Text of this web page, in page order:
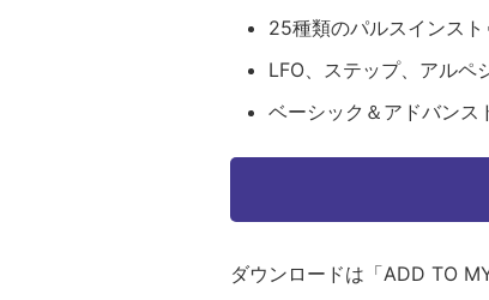
25種類のパルスインスト
LFO、ステップ、アルペ
ベーシック＆アドバンス
ダウンロードは「ADD TO